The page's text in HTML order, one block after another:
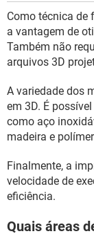
Como técnica de
a vantagem de
Também não
arquivos 3D
A variedade dos
em 3D. É
como aço
madeira e
Finalmente, a
velocidade de
eficiência.
Quais áreas